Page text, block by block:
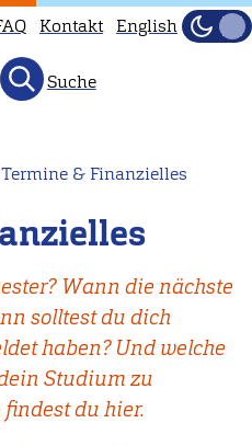
Kontakt English
Hell
Suche
Termine & Finanzielles
Wann die nächste
solltest du dich
haben? Und welche
Studium zu
du hier.